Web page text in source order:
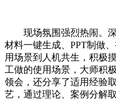
现场氛围强烈热闹。深
材料一键生成、PPT制做
用场景到人机共生，积极
工做的使用场景，大师积
领会，还分享了适用经验
艺，通过理论、案例分解